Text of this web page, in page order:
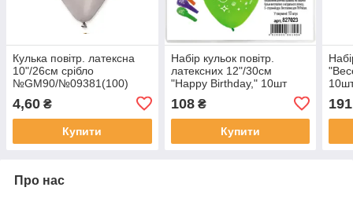
Кулька повітр. латексна
10"/26см срібло
№GM90/№09381(100)
4,60 ₴
Купити
Набір кульок повітр.
латексних 12"/30см
"Happy Birthday," 10шт
108₴
Купити
191
Про нас